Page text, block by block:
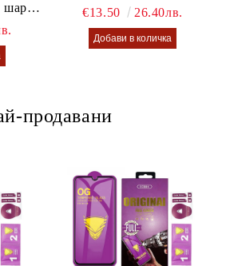
шарен
€13.50
26.40лв.
продавани